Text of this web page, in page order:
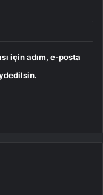
için adım, e-posta